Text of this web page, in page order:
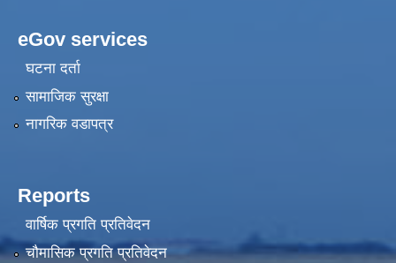
eGov services
घटना दर्ता
सामाजिक सुरक्षा
नागरिक वडापत्र
Reports
वार्षिक प्रगति प्रतिवेदन
चौमासिक प्रगति प्रतिवेदन